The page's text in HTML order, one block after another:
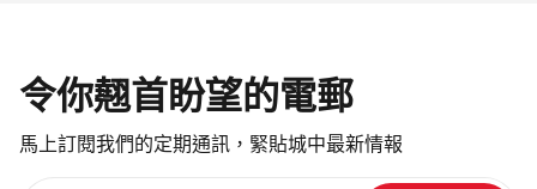
令你翹首盼望的電郵
馬上訂閱我們的定期通訊，緊貼城中最新情報